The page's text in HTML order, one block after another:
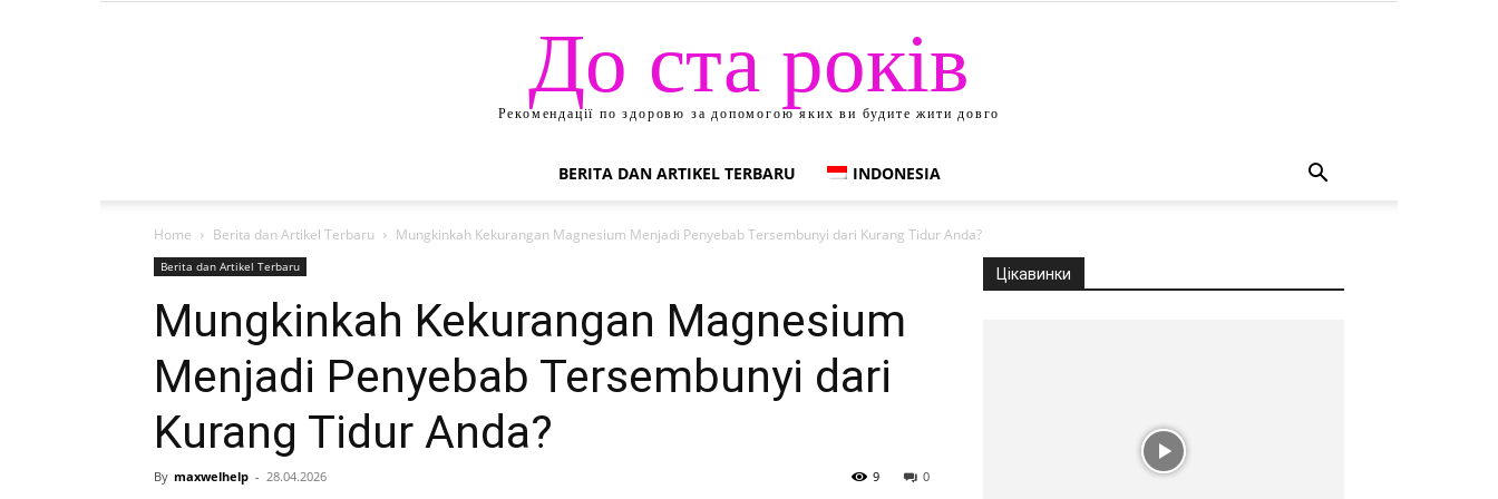
До ста років
Рекомендації по здоровю за допомогою яких ви будите жити довго
BERITA DAN ARTIKEL TERBARU INDONESIA
Home Berita dan Artikel Terbaru Mungkinkah Kekurangan Magnesium Menjadi Penyebab Tersembunyi dari Kurang Tidur Anda?
Berita dan Artikel Terbaru
Mungkinkah Kekurangan Magnesium
Menjadi Penyebab Tersembunyi dari
Kurang Tidur Anda?
By maxwelhelp - 28.04.2026 0
9
Цікавинки